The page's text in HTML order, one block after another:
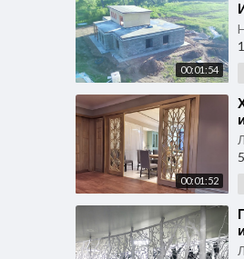
00:01:54
00:01:52